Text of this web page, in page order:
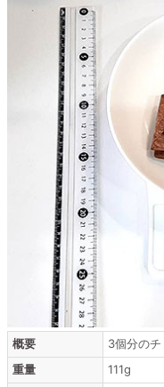
概要
3個分の
重量
111g